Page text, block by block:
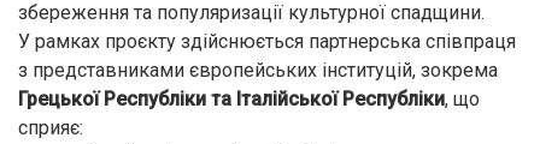
збереження та популяризації культурної спадщини.
У рамках проєкту здійснюється партнерська співпраця
з представниками європейських інституцій, зокрема
Грецької Республіки та Італійської Республіки, що
сприяє: